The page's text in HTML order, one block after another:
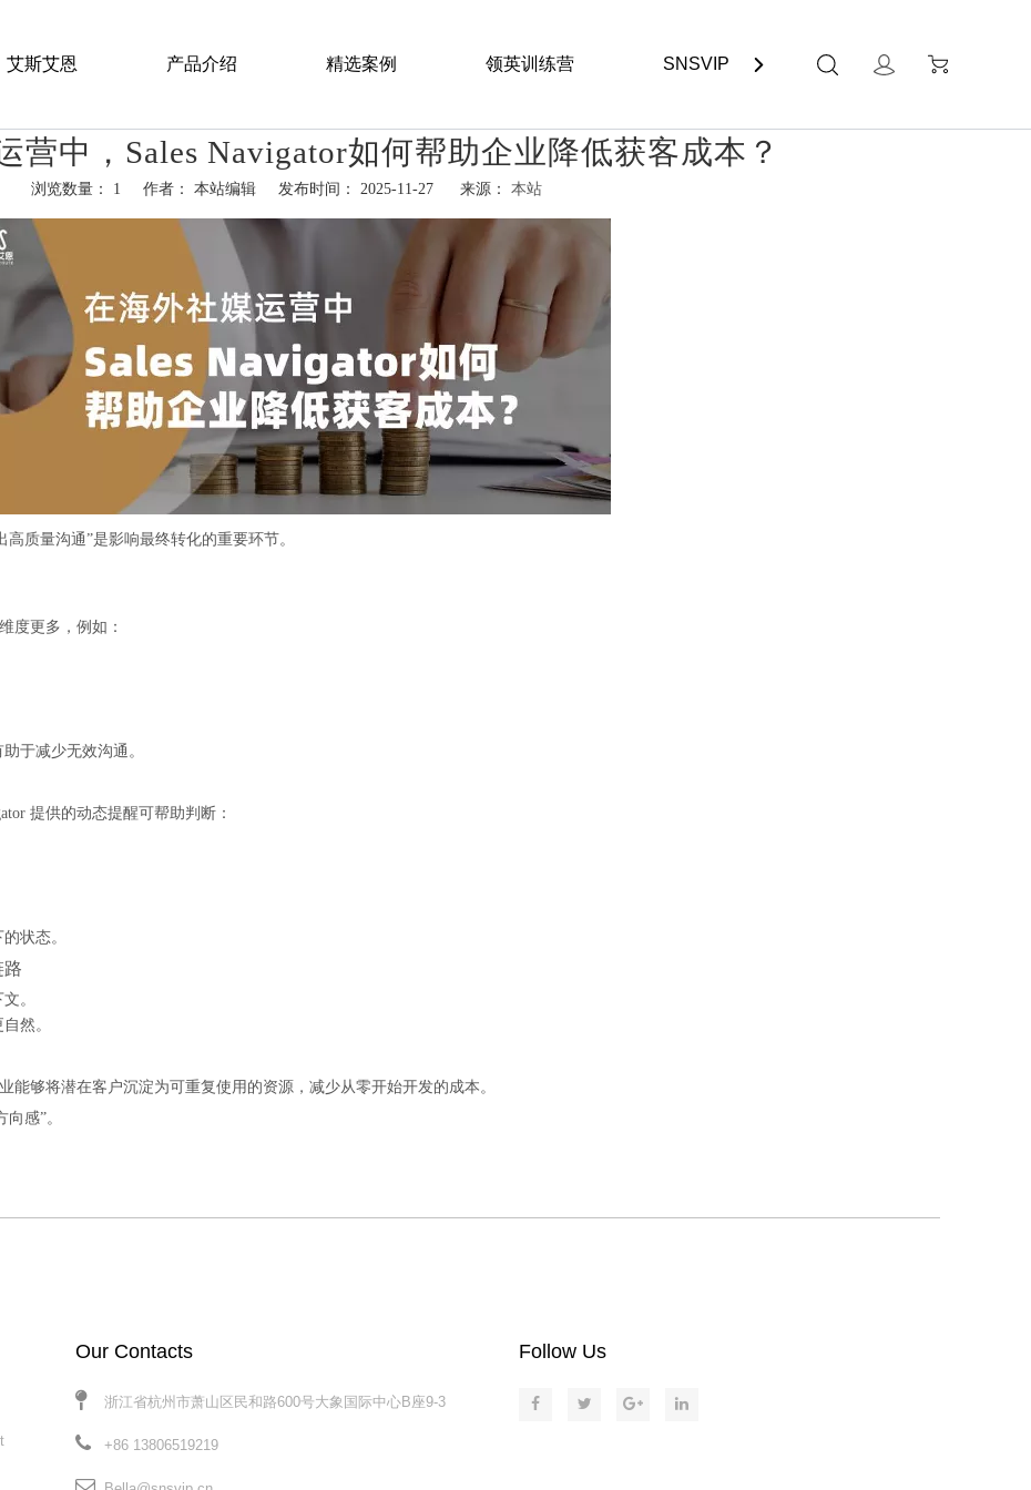
艾斯艾恩 产品介绍
LinkedIn 代运营服务
LinkedIn O2O全球事件营销
LinkedIn 广告投放服务
LinkedIn 最佳实践陪跑
LinkedIn 企业内训营
精选案例 领英训练营 SNSVIP 联系我们
营中，Sales Navigator如何帮助企业降低获客成本？
浏览数量： 1 作者： 本站编辑 发布时间： 2025-11-27 来源： 本站
质量沟通”是影响最终转化的重要环节。
度更多，例如：
于减少无效沟通。
提供的动态提醒可帮助判断：
状态。
。
然。
能够将潜在客户沉淀为可重复使用的资源，减少从零开始开发的成本。
感”。
Our Contacts​​​​​​​
浙江省杭州市萧山区民和路600号大象国际中心B座9-3
+86 13806519219
Follow Us